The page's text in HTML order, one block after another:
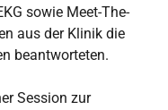
sowie Meet-The-
aus der Klinik die
beantworteten.
Session zur